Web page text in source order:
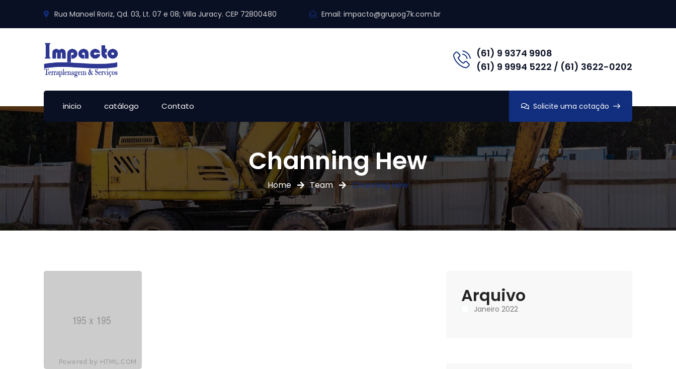
Rua Manoel Roriz, Qd. 03, Lt. 07 e 08; Villa Juracy. CEP 72800480 Email: impacto@grupog7k.com.br
(61) 9 9374 9908
(61) 9 9994 5222 / (61) 3622-0202
inicio catálogo Contato Solicite uma cotação
Channing Hew
Home Team Channing Hew
Arquivo
Janeiro 2022